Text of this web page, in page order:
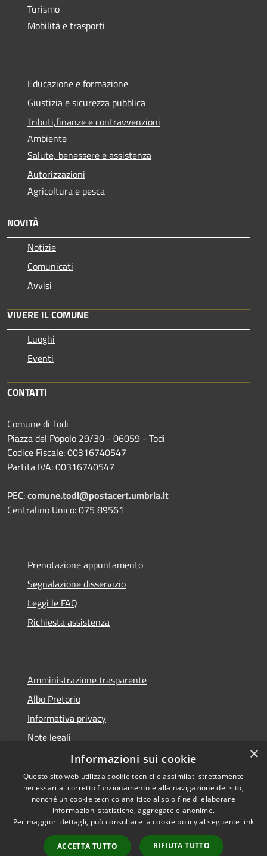
Turismo
Mobilità e trasporti
Educazione e formazione
Giustizia e sicurezza pubblica
Tributi,finanze e contravvenzioni
Ambiente
Salute, benessere e assistenza
Autorizzazioni
Agricoltura e pesca
NOVITÀ
Notizie
Comunicati
Avvisi
VIVERE IL COMUNE
Luoghi
Eventi
CONTATTI
Comune di Todi
Piazza del Popolo 29/30 - 06059 - Todi
Codice Fiscale: 00316740547
Partita IVA: 00316740547
PEC:comune.todi@postacert.umbria.it
Centralino Unico: 075 89561
Prenotazione appuntamento
Segnalazione disservizio
Leggi le FAQ
Richiesta assistenza
Amministrazione trasparente
Albo Pretorio
Informativa privacy
Note legali
Dichiarazione di accessibilità
RSS
Accessibilità
Copyright © 2026 • Comune di
Todi • Powered by
Municipium•
Accesso
×
Informazioni sui cookie
Questo sito web utilizza cookie tecnici e assimilati strettamente
necessari al corretto funzionamento e alla navigazione del sito,
nonché un cookie tecnico analitico al solo fine di elaborare
informazioni statistiche, aggregate e anonime.
Per maggiori dettagli, può consultare la cookie policy al seguente link
ACCETTA TUTTO RIFIUTA TUTTO